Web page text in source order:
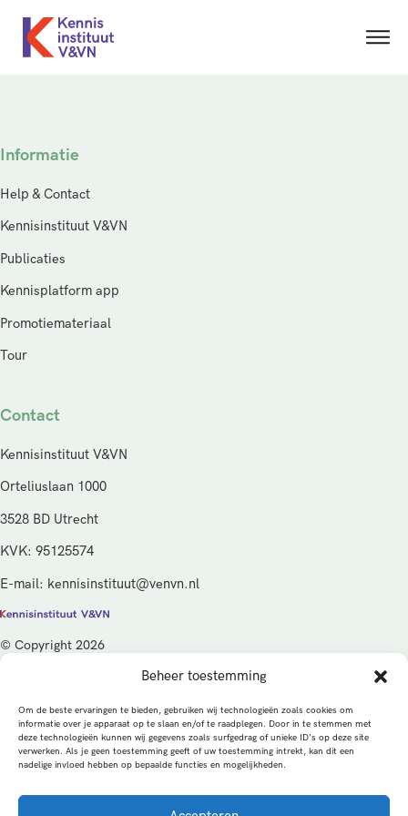
Beheer toestemming
Om de beste ervaringen te bieden, gebruiken wij technologieën zoals cookies om
informatie over je apparaat op te slaan en/of te raadplegen. Door in te stemmen met
deze technologieën kunnen wij gegevens zoals surfgedrag of unieke ID's op deze site
verwerken. Als je geen toestemming geeft of uw toestemming intrekt, kan dit een
nadelige invloed hebben op bepaalde functies en mogelijkheden.
Informatie
Help & Contact
Kennisinstituut V&VN
Publicaties
Kennisplatform app
Promotiemateriaal
Tour
Contact
Kennisinstituut V&VN
Orteliuslaan 1000
3528 BD Utrecht
KVK: 95125574
E-mail: kennisinstituut@venvn.nl
© Copyright 2026
De activiteiten van het Kennisinstituut V&VN worden gefinancierd
vanuit de kwaliteitsgelden van het ministerie van Volksgezondheid,
Welzijn en Sport (VWS), beheerd door ZonMw.
PrivacybeleidCookiesAlgemene voorwaarden